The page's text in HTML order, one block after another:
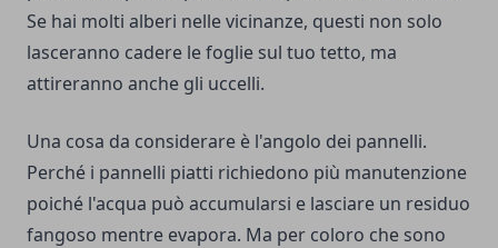
Se hai molti alberi nelle vicinanze, questi non solo
lasceranno cadere le foglie sul tuo tetto, ma
attireranno anche gli uccelli.
Una cosa da considerare è l'angolo dei pannelli.
Perché i pannelli piatti richiedono più manutenzione
poiché l'acqua può accumularsi e lasciare un residuo
fangoso mentre evapora. Ma per coloro che sono